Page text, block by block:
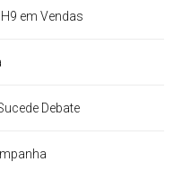
em Vendas
Debate